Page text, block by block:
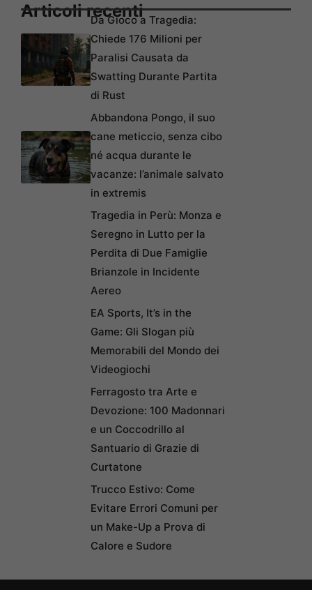
Articoli recentiDa Gioco a Tragedia:
Chiede 176 Milioni per
Paralisi Causata da
Swatting Durante Partita
di Rust
Abbandona Pongo, il suo
cane meticcio, senza cibo
né acqua durante le
vacanze: l’animale salvato
in extremis
Tragedia in Perù: Monza e
Seregno in Lutto per la
Perdita di Due Famiglie
Brianzole in Incidente
Aereo
EA Sports, It’s in the
Game: Gli Slogan più
Memorabili del Mondo dei
Videogiochi
Ferragosto tra Arte e
Devozione: 100 Madonnari
e un Coccodrillo al
Santuario di Grazie di
Curtatone
Trucco Estivo: Come
Evitare Errori Comuni per
un Make-Up a Prova di
Calore e Sudore